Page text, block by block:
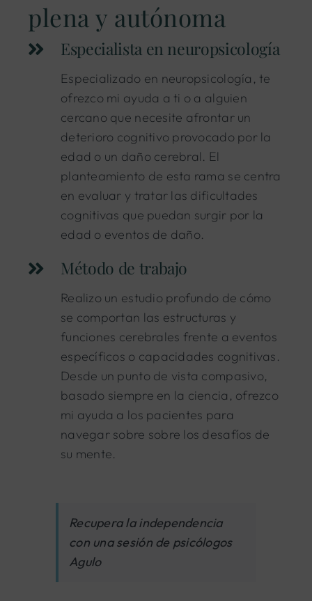
plena y autónoma
Especialista en neuropsicología
Especializado en neuropsicología, te
ofrezco mi ayuda a ti o a alguien
cercano que necesite afrontar un
deterioro cognitivo provocado por la
edad o un daño cerebral. El
planteamiento de esta rama se centra
en evaluar y tratar las dificultades
cognitivas que puedan surgir por la
edad o eventos de daño.
Método de trabajo
Realizo un estudio profundo de cómo
se comportan las estructuras y
funciones cerebrales frente a eventos
específicos o capacidades cognitivas.
Desde un punto de vista compasivo,
basado siempre en la ciencia, ofrezco
mi ayuda a los pacientes para
navegar sobre sobre los desafíos de
su mente.
Recupera la independencia
con una sesión de psicólogos
Agulo